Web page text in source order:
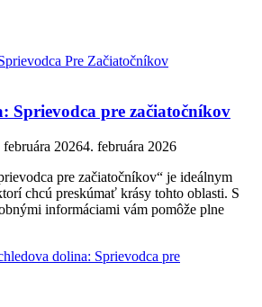
Sprievodca pre začiatočníkov
februára 20264. februára 2026
pre začiatočníkov“ je ideálnym
chcú preskúmať krásy tohto oblasti. S
informáciami vám pomôže plne
dolina: Sprievodca pre